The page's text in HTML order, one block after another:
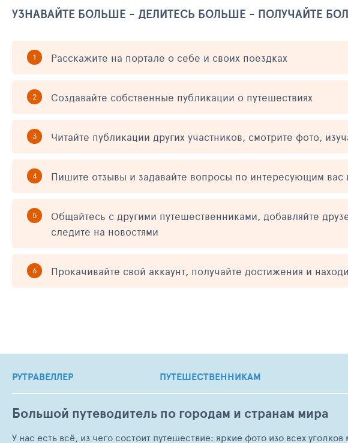
УЗНАВАЙТЕ БОЛЬШЕ - ДЕЛИТЕСЬ БОЛЬШЕ - ПОЛУЧАЙТЕ
Расскажите на портале о себе и своих поездках
Создавайте собственные публикации о путешествиях
Читайте публикации других участников, смотрите фото,
Пишите отзывы и задавайте вопросы по интересующим вас
Общайтесь с другими путешественниками, добавляйте
следите на новостями
Прокачивайте свой аккаунт, получайте достижения и
РУТРАВЕЛЛЕР ПУТЕШЕСТВЕННИКАМ
Большой путеводитель по городам и странам мира
У нас есть всё, из чего состоит путешествие: яркие фото изо всех